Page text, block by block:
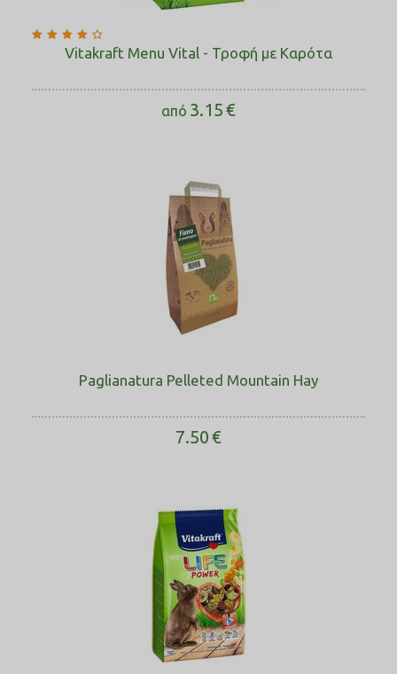
Vitakraft Menu Vital - Τροφή με Καρότα
από 3.15€
Paglianatura Pelleted Mountain Hay
7.50€